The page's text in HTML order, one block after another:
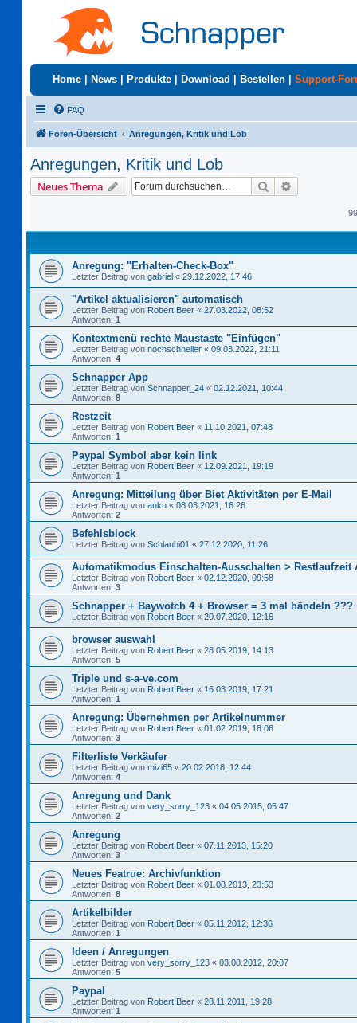
Home News Produkte Download Bestellen Support-
FAQ
Foren-Übersicht Anregungen, Kritik und Lob
Anregungen, Kritik und Lob
Neues Thema Suche
Anregung: "Erhalten-Check-Box"
Letzter Beitrag von gabriel « 29.12.2022, 17:46
"Artikel aktualisieren" automatisch
Letzter Beitrag von Robert Beer « 27.03.2022, 08:52
Antworten: 1
Kontextmenü rechte Maustaste "Einfügen"
Letzter Beitrag von nochschneller « 09.03.2022, 21:11
Antworten: 4
Schnapper App
Letzter Beitrag von Schnapper_24 « 02.12.2021, 10:44
Antworten: 8
Restzeit
Letzter Beitrag von Robert Beer « 11.10.2021, 07:48
Antworten: 1
Paypal Symbol aber kein link
Letzter Beitrag von Robert Beer « 12.09.2021, 19:19
Antworten: 1
Anregung: Mitteilung über Biet Aktivitäten per E-Mail
Letzter Beitrag von anku « 08.03.2021, 16:26
Antworten: 2
Befehlsblock
Letzter Beitrag von Schlaubi01 « 27.12.2020, 11:26
Automatikmodus Einschalten-Ausschalten > Restlaufzeit
Letzter Beitrag von Robert Beer « 02.12.2020, 09:58
Antworten: 3
Schnapper + Baywotch 4 + Browser = 3 mal händeln ???
Letzter Beitrag von Robert Beer « 20.07.2020, 12:16
browser auswahl
Letzter Beitrag von Robert Beer « 28.05.2019, 14:13
Antworten: 5
Triple und s-a-ve.com
Letzter Beitrag von Robert Beer « 16.03.2019, 17:21
Antworten: 1
Anregung: Übernehmen per Artikelnummer
Letzter Beitrag von Robert Beer « 01.02.2019, 18:06
Antworten: 3
Filterliste Verkäufer
Letzter Beitrag von mizi65 « 20.02.2018, 12:44
Antworten: 4
Anregung und Dank
Letzter Beitrag von very_sorry_123 « 04.05.2015, 05:47
Antworten: 2
Anregung
Letzter Beitrag von Robert Beer « 07.11.2013, 15:20
Antworten: 3
Neues Featrue: Archivfunktion
Letzter Beitrag von Robert Beer « 01.08.2013, 23:53
Antworten: 8
Artikelbilder
Letzter Beitrag von Robert Beer « 05.11.2012, 12:36
Antworten: 1
Ideen / Anregungen
Letzter Beitrag von very_sorry_123 « 03.08.2012, 20:07
Antworten: 5
Paypal
Letzter Beitrag von Robert Beer « 28.11.2011, 19:28
Antworten: 1